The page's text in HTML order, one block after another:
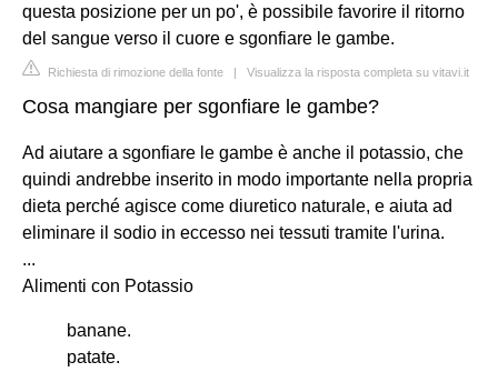
questa posizione per un po', è possibile favorire il ritorno
del sangue verso il cuore e sgonfiare le gambe.
Richiesta di rimozione della fonte | Visualizza la risposta completa su vitavi.it
Cosa mangiare per sgonfiare le gambe?
Ad aiutare a sgonfiare le gambe è anche il potassio, che
quindi andrebbe inserito in modo importante nella propria
dieta perché agisce come diuretico naturale, e aiuta ad
eliminare il sodio in eccesso nei tessuti tramite l'urina.
...
Alimenti con Potassio
banane.
patate.